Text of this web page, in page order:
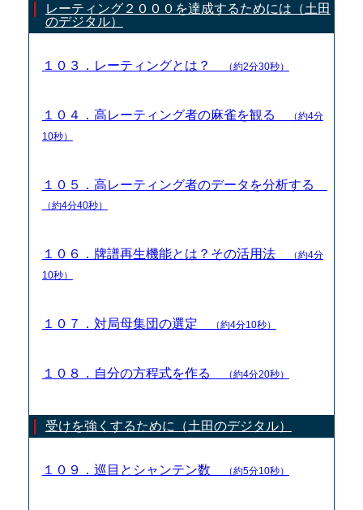
レーティング２０００を達成するためには（土田
のデジタル）
１０３．レーティングとは？ （約2分30秒）
１０４．高レーティング者の麻雀を観る
（約4分
10秒）
１０５．高レーティング者のデータを分析する
（約4分40秒）
１０６．牌譜再生機能とは？その活用法
（約4分
10秒）
１０７．対局母集団の選定 （約4分10秒）
１０８．自分の方程式を作る （約4分20秒）
受けを強くするために（土田のデジタル）
１０９．巡目とシャンテン数 （約5分10秒）